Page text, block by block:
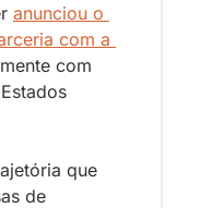
anunciou o
com a
com
que
de